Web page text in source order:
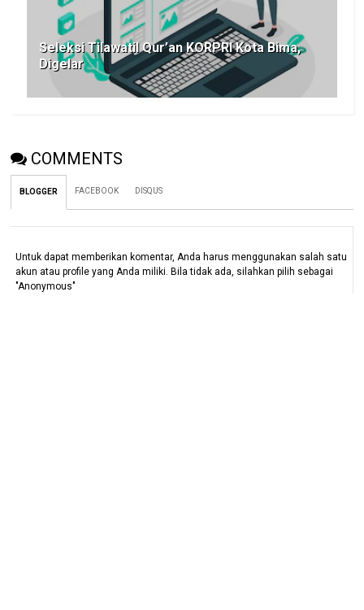
Seleksi Tilawatil Qur’an KORPRI Kota Bima,
Digelar
COMMENTS
BLOGGER FACEBOOK DISQUS
Untuk dapat memberikan komentar, Anda harus menggunakan salah satu
akun atau profile yang Anda miliki. Bila tidak ada, silahkan pilih sebagai
"Anonymous"